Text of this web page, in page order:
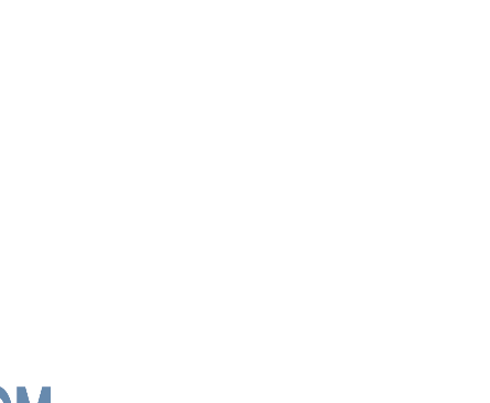
- Wielokulturowy kanał telewizyjny na Litwie